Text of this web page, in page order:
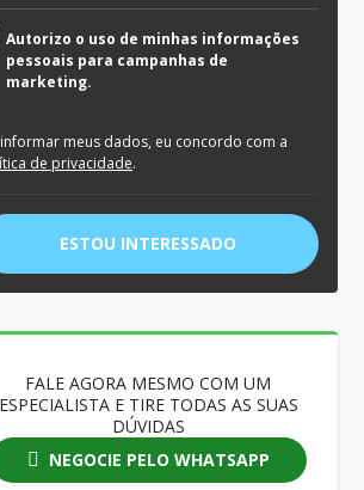
Autorizo o uso de minhas informações
pessoais para campanhas de
marketing.
meus dados, eu concordo com a
de privacidade.
ESTOU INTERESSADO
FALE AGORA MESMO COM UM
ESPECIALISTA E TIRE TODAS AS SUAS
DÚVIDAS
NEGOCIE PELO WHATSAPP